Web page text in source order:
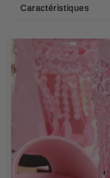
Caractéristiques